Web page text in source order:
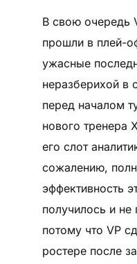
В свою очередь
прошли в плей-
ужасные
неразберихой в
перед началом
нового тренера
его слот
сожалению,
эффективность
получилось и не
потому что VP
ростере после